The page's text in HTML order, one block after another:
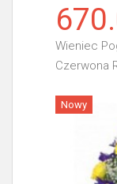
Wieniec
Czerwona
Nowy